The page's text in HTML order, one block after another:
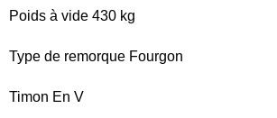
Poids à vide 430 kg
Type de remorque Fourgon
Timon En V